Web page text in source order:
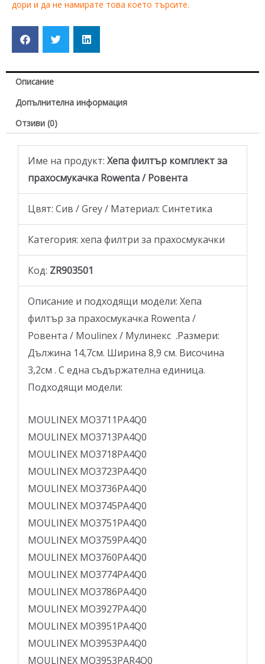
дори и да не намирате това което търсите.
Описание
Допълнителна информация
Отзиви (0)
Име на продукт: Хепа филтър комплект за
прахосмукачка Rowenta / Ровента
Цвят: Сив / Grey / Материал: Синтетика
Категория: хепа филтри за прахосмукачки
Код: ZR903501
Описание и подходящи модели: Хепа
филтър за прахосмукачка Rowenta /
Ровента / Moulinex / Мулинекс .Размери:
Дължина 14,7см. Ширина 8,9 см. Височина
3,2см . С една съдържателна единица.
Подходящи модели:
MOULINEX MO3711PA4Q0
MOULINEX MO3713PA4Q0
MOULINEX MO3718PA4Q0
MOULINEX MO3723PA4Q0
MOULINEX MO3736PA4Q0
MOULINEX MO3745PA4Q0
MOULINEX MO3751PA4Q0
MOULINEX MO3759PA4Q0
MOULINEX MO3760PA4Q0
MOULINEX MO3774PA4Q0
MOULINEX MO3786PA4Q0
MOULINEX MO3927PA4Q0
MOULINEX MO3951PA4Q0
MOULINEX MO3953PA4Q0
MOULINEX MO3953PAR4Q0